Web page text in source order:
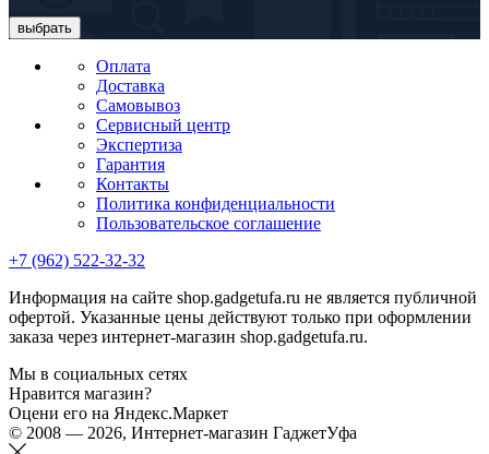
выбрать
Оплата
Доставка
Самовывоз
Сервисный центр
Экспертиза
Гарантия
Контакты
Политика конфиденциальности
Пользовательское соглашение
+7 (962) 522-32-32
Информация на сайте shop.gadgetufa.ru не является публичной
офертой. Указанные цены действуют только при оформлении
заказа через интернет-магазин shop.gadgetufa.ru.
Мы в социальных сетях
Нравится магазин?
Оцени его на Яндекс.Маркет
© 2008 — 2026, Интернет-магазин ГаджетУфа